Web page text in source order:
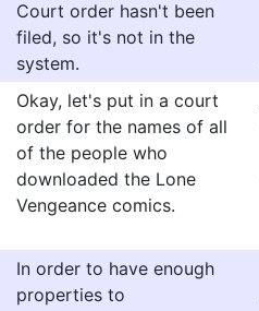
Court order hasn't been
filed, so it's not in the
system.
Okay, let's put in a court
order for the names of all
of the people who
downloaded the Lone
Vengeance comics.
In order to have enough
properties to